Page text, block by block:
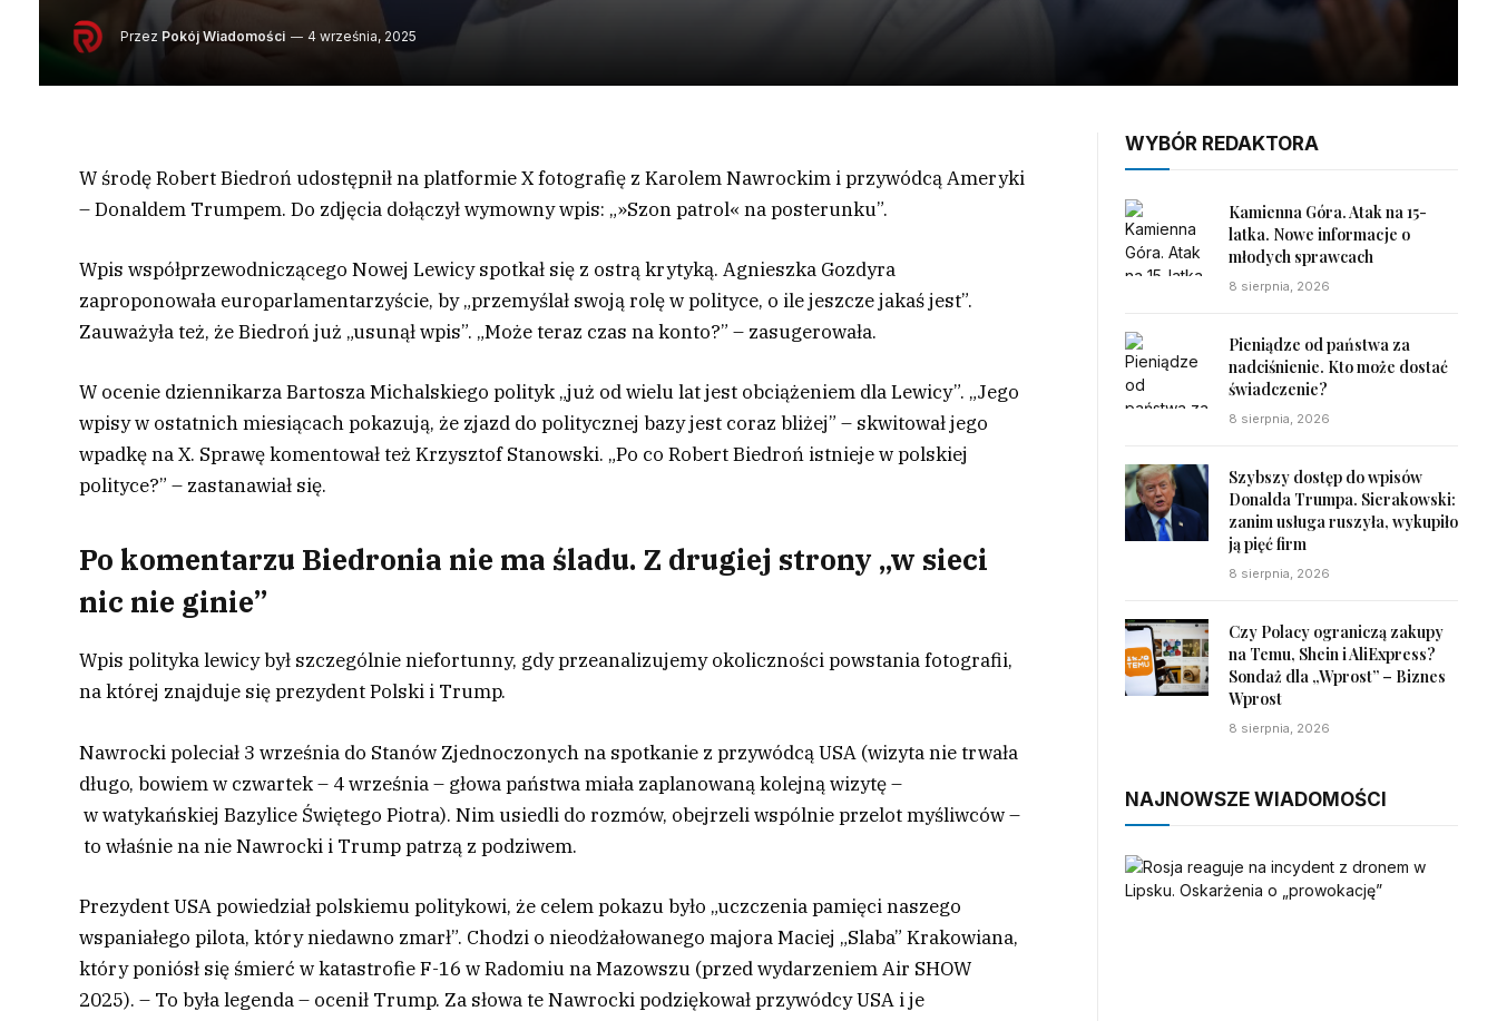
Przez Pokój Wiadomości 4 września, 2025
W środę Robert Biedroń udostępnił na platformie X fotografię z Karolem Nawrockim i przywódcą Ameryki
– Donaldem Trumpem. Do zdjęcia dołączył wymowny wpis: „»Szon patrol« na posterunku”.
Wpis współprzewodniczącego Nowej Lewicy spotkał się z ostrą krytyką. Agnieszka Gozdyra
zaproponowała europarlamentarzyście, by „przemyślał swoją rolę w polityce, o ile jeszcze jakaś jest”.
Zauważyła też, że Biedroń już „usunął wpis”. „Może teraz czas na konto?” – zasugerowała.
W ocenie dziennikarza Bartosza Michalskiego polityk „już od wielu lat jest obciążeniem dla Lewicy”. „Jego
wpisy w ostatnich miesiącach pokazują, że zjazd do politycznej bazy jest coraz bliżej” – skwitował jego
wpadkę na X. Sprawę komentował też Krzysztof Stanowski. „Po co Robert Biedroń istnieje w polskiej
polityce?” – zastanawiał się.
Po komentarzu Biedronia nie ma śladu. Z drugiej strony „w sieci
nic nie ginie”
Wpis polityka lewicy był szczególnie niefortunny, gdy przeanalizujemy okoliczności powstania fotografii,
na której znajduje się prezydent Polski i Trump.
Nawrocki poleciał 3 września do Stanów Zjednoczonych na spotkanie z przywódcą USA (wizyta nie trwała
długo, bowiem w czwartek – 4 września – głowa państwa miała zaplanowaną kolejną wizytę –
w watykańskiej Bazylice Świętego Piotra). Nim usiedli do rozmów, obejrzeli wspólnie przelot myśliwców –
to właśnie na nie Nawrocki i Trump patrzą z podziwem.
Prezydent USA powiedział polskiemu politykowi, że celem pokazu było „uczczenia pamięci naszego
wspaniałego pilota, który niedawno zmarł”. Chodzi o nieodżałowanego majora Maciej „Slaba” Krakowiana,
który poniósł się śmierć w katastrofie F-16 w Radomiu na Mazowszu (przed wydarzeniem Air SHOW
2025). – To była legenda – ocenił Trump. Za słowa te Nawrocki podziękował przywódcy USA i je
WYBÓR REDAKTORA
Kamienna Góra. Atak na 15-
latka. Nowe informacje o
młodych sprawcach
8 sierpnia, 2026
Pieniądze od państwa za
nadciśnienie. Kto może dostać
świadczenie?
8 sierpnia, 2026
Szybszy dostęp do wpisów
Donalda Trumpa. Sierakowski:
zanim usługa ruszyła, wykupiło
ją pięć firm
8 sierpnia, 2026
Czy Polacy ograniczą zakupy
na Temu, Shein i AliExpress?
Sondaż dla „Wprost” – Biznes
Wprost
8 sierpnia, 2026
NAJNOWSZE WIADOMOŚCI